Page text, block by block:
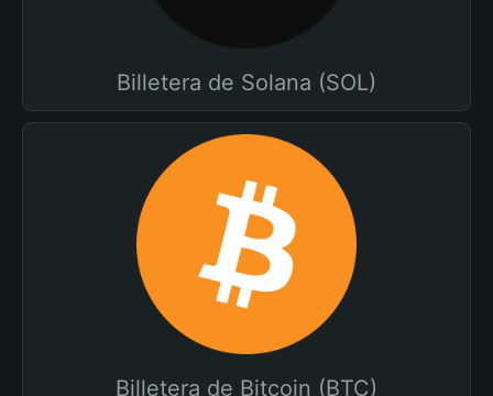
Billetera de Solana (SOL)
Billetera de Bitcoin (BTC)